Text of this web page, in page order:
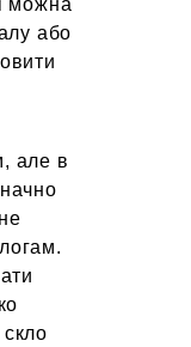
можна
або
але в